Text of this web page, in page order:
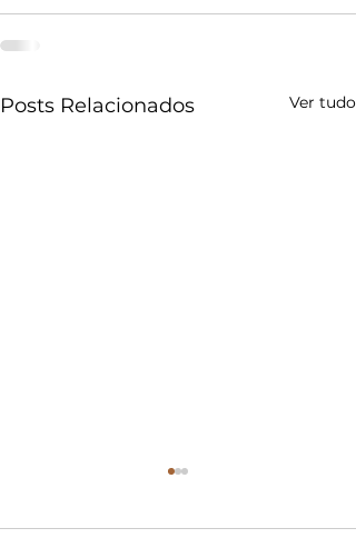
Posts Relacionados Ver tudo